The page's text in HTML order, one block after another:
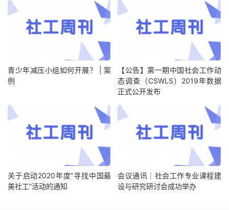
青少年减压小组如何开展？ | 案
例
【公告】第一期中国社会工作动
态调查（CSWLS）2019年数据
正式公开发布
关于启动2020年度“寻找中国最
美社工”活动的通知
会议通讯｜社会工作专业课程建
设与研究研讨会成功举办